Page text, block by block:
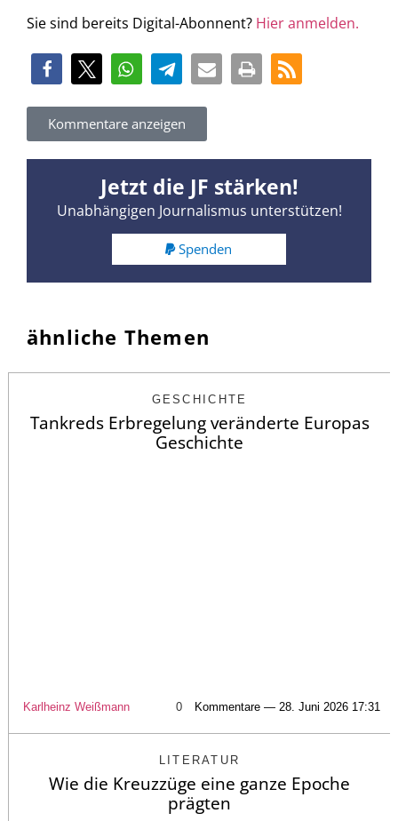
Sie sind bereits Digital-Abonnent? Hier anmelden.
Kommentare anzeigen
Jetzt die JF stärken!
Unabhängigen Journalismus unterstützen!
Spenden
ähnliche Themen
GESCHICHTE
Tankreds Erbregelung veränderte Europas
Geschichte
Karlheinz Weißmann 0 Kommentare — 28. Juni 2026 17:31
LITERATUR
Wie die Kreuzzüge eine ganze Epoche
prägten